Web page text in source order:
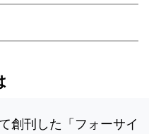
創刊した「フォーサイ